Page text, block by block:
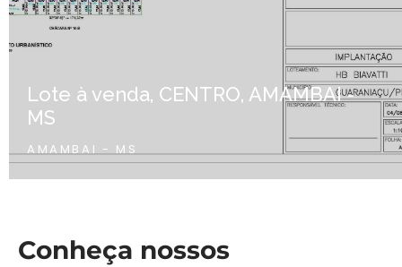
Lote à venda, CENTRO, AMAMBAI -
MS
AMAMBAI - MS
Conheça nossos